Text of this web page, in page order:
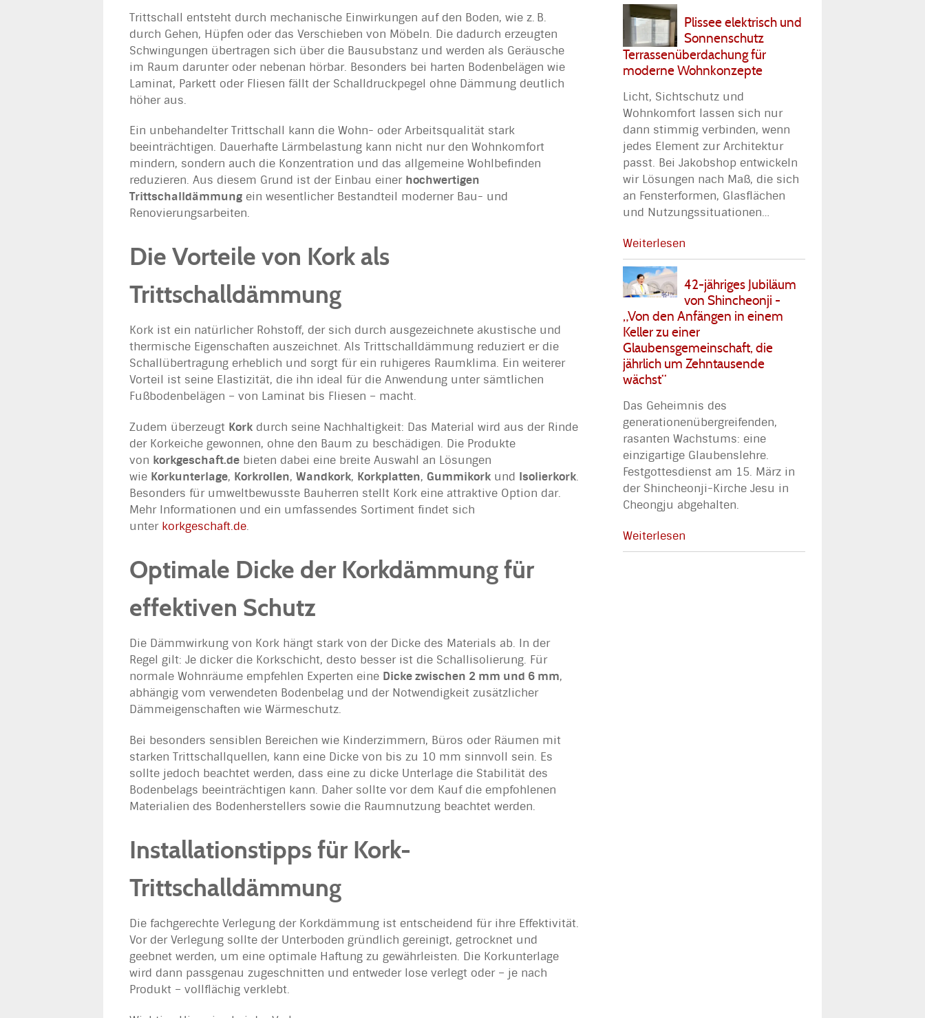
Trittschall entsteht durch mechanische Einwirkungen auf den Boden, wie z. B.
durch Gehen, Hüpfen oder das Verschieben von Möbeln. Die dadurch erzeugten
Schwingungen übertragen sich über die Bausubstanz und werden als Geräusche
im Raum darunter oder nebenan hörbar. Besonders bei harten Bodenbelägen wie
Laminat, Parkett oder Fliesen fällt der Schalldruckpegel ohne Dämmung deutlich
höher aus.
Ein unbehandelter Trittschall kann die Wohn- oder Arbeitsqualität stark
beeinträchtigen. Dauerhafte Lärmbelastung kann nicht nur den Wohnkomfort
mindern, sondern auch die Konzentration und das allgemeine Wohlbefinden
reduzieren. Aus diesem Grund ist der Einbau einer hochwertigen
Trittschalldämmung ein wesentlicher Bestandteil moderner Bau- und
Renovierungsarbeiten.
Die Vorteile von Kork als
Trittschalldämmung
Kork ist ein natürlicher Rohstoff, der sich durch ausgezeichnete akustische und
thermische Eigenschaften auszeichnet. Als Trittschalldämmung reduziert er die
Schallübertragung erheblich und sorgt für ein ruhigeres Raumklima. Ein weiterer
Vorteil ist seine Elastizität, die ihn ideal für die Anwendung unter sämtlichen
Fußbodenbelägen – von Laminat bis Fliesen – macht.
Zudem überzeugt Kork durch seine Nachhaltigkeit: Das Material wird aus der Rinde
der Korkeiche gewonnen, ohne den Baum zu beschädigen. Die Produkte
von korkgeschaft.de bieten dabei eine breite Auswahl an Lösungen
wie Korkunterlage, Korkrollen, Wandkork, Korkplatten, Gummikork und Isolierkork.
Besonders für umweltbewusste Bauherren stellt Kork eine attraktive Option dar.
Mehr Informationen und ein umfassendes Sortiment findet sich
unter korkgeschaft.de.
Optimale Dicke der Korkdämmung für
effektiven Schutz
Die Dämmwirkung von Kork hängt stark von der Dicke des Materials ab. In der
Regel gilt: Je dicker die Korkschicht, desto besser ist die Schallisolierung. Für
normale Wohnräume empfehlen Experten eine Dicke zwischen 2 mm und 6 mm,
abhängig vom verwendeten Bodenbelag und der Notwendigkeit zusätzlicher
Dämmeigenschaften wie Wärmeschutz.
Bei besonders sensiblen Bereichen wie Kinderzimmern, Büros oder Räumen mit
starken Trittschallquellen, kann eine Dicke von bis zu 10 mm sinnvoll sein. Es
sollte jedoch beachtet werden, dass eine zu dicke Unterlage die Stabilität des
Bodenbelags beeinträchtigen kann. Daher sollte vor dem Kauf die empfohlenen
Materialien des Bodenherstellers sowie die Raumnutzung beachtet werden.
Installationstipps für Kork-
Trittschalldämmung
Die fachgerechte Verlegung der Korkdämmung ist entscheidend für ihre Effektivität.
Vor der Verlegung sollte der Unterboden gründlich gereinigt, getrocknet und
geebnet werden, um eine optimale Haftung zu gewährleisten. Die Korkunterlage
wird dann passgenau zugeschnitten und entweder lose verlegt oder – je nach
Produkt – vollflächig verklebt.
Plissee elektrisch und
Sonnenschutz
Terrassenüberdachung für
moderne Wohnkonzepte
Licht, Sichtschutz und
Wohnkomfort lassen sich nur
dann stimmig verbinden, wenn
jedes Element zur Architektur
passt. Bei Jakobshop entwickeln
wir Lösungen nach Maß, die sich
an Fensterformen, Glasflächen
und Nutzungssituationen…
Weiterlesen
42-jähriges Jubiläum
von Shincheonji -
„Von den Anfängen in einem
Keller zu einer
Glaubensgemeinschaft, die
jährlich um Zehntausende
wächst“
Das Geheimnis des
generationenübergreifenden,
rasanten Wachstums: eine
einzigartige Glaubenslehre.
Festgottesdienst am 15. März in
der Shincheonji-Kirche Jesu in
Cheongju abgehalten.
Weiterlesen